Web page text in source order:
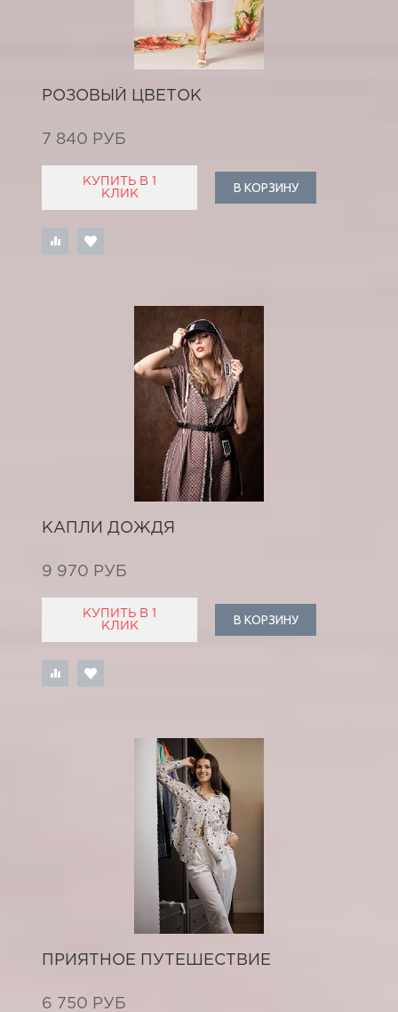
РОЗОВЫЙ ЦВЕТОК
7 840 РУБ
КУПИТЬ В 1
КЛИК
В КОРЗИНУ
КАПЛИ ДОЖДЯ
9 970 РУБ
КУПИТЬ В 1
КЛИК
В КОРЗИНУ
ПРИЯТНОЕ ПУТЕШЕСТВИЕ
6 750 РУБ